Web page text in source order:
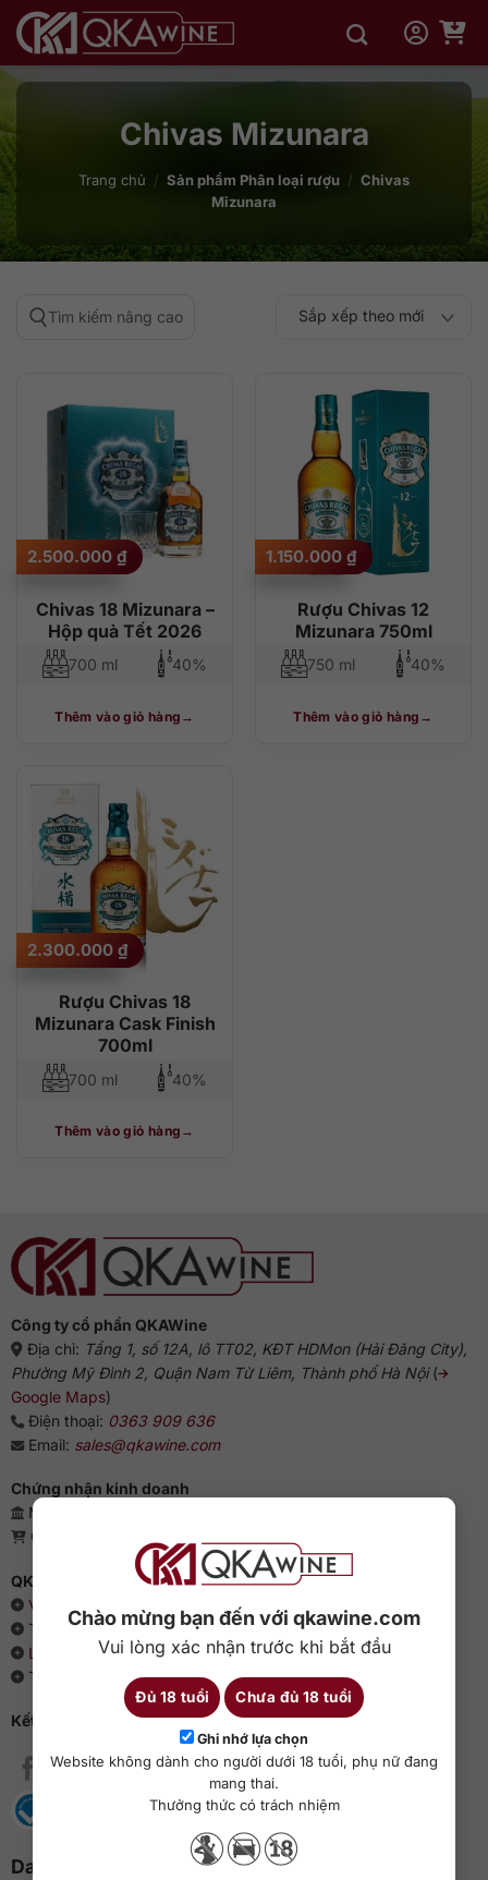
Chào mừng bạn đến với qkawine.com
Vui lòng xác nhận trước khi bắt đầu
Đủ 18 tuổi Chưa đủ 18 tuổi
Ghi nhớ lựa chọn
Website không dành cho người dưới 18 tuổi, phụ nữ đang
mang thai.
Thưởng thức có trách nhiệm
qua
dung
Chivas Mizunara
Trang chủ / Sản phẩm Phân loại rượu / Chivas
Mizunara
Tìm kiếm nâng cao Sắp xếp theo
độ phổ biến
Sắp xếp theo mới
thấp đến cao
cao đến thấp
Chivas 18 Mizunara –
Hộp quà Tết 2026
2.500.000 ₫
700 ml 40%
Thêm vào giỏ hàng
Rượu Chivas 12
Mizunara 750ml
1.150.000 ₫
750 ml 40%
Thêm vào giỏ hàng
Rượu Chivas 18
Mizunara Cask Finish
700ml
2.300.000 ₫
700 ml 40%
Thêm vào giỏ hàng
Công ty cổ phần QKAWine
Địa chỉ: Tầng 1, số 12A, lô TT02, KĐT HDMon (Hải Đăng City),
Phường Mỹ Đình 2, Quận Nam Từ Liêm, Thành phố Hà Nội(
Google Maps)
Điện thoại: 0363 909 636
Email: sales@qkawine.com
Chứng nhận kinh doanh
Mã số doanh nghiệp: 0110385539 - QKAWine JSC
Giấy phép bán lẻ rượu: 04/GP-UBND
QKAWine - Chuyên rượu ngoại hàng đầu Việt Nam
Về chúng tôi
Thông cáo báo chí
Liên hệ với QKAWine
Tin tức và sự kiện
Kết nối với QKAWine
Danh mục rượu ngoại